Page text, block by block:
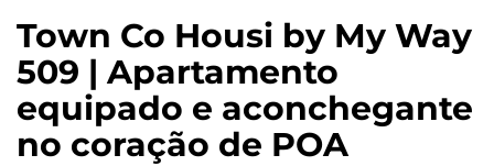
Town Co Housi by My Way
509 | Apartamento
equipado e aconchegante
no coração de POA